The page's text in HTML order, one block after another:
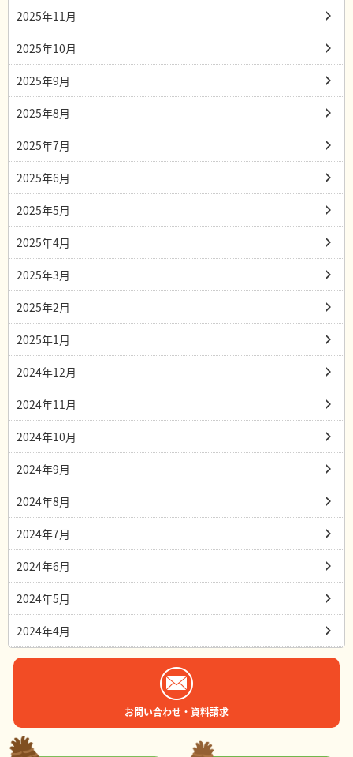
2025年11月
2025年10月
2025年9月
2025年8月
2025年7月
2025年6月
2025年5月
2025年4月
2025年3月
2025年2月
2025年1月
2024年12月
2024年11月
2024年10月
2024年9月
2024年8月
2024年7月
2024年6月
2024年5月
2024年4月
お問い合わせ・資料請求